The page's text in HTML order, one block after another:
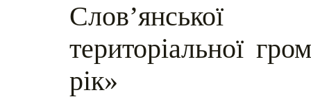
територіальної
рік»